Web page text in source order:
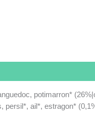
potimarron*
persil*, ail*, estragon*